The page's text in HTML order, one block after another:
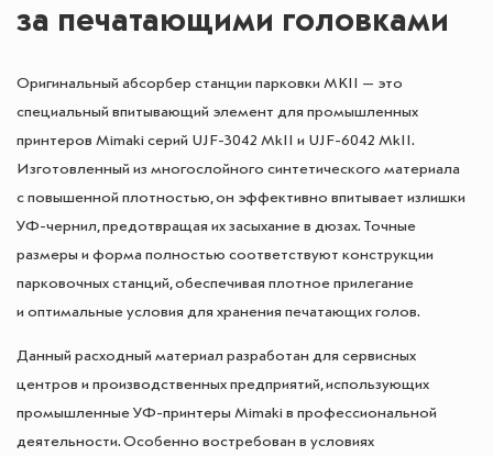
за печатающими головками
Оригинальный абсорбер станции парковки MKII — это
специальный впитывающий элемент для промышленных
принтеров Mimaki серий UJF-3042 MkII и UJF-6042 MkII.
Изготовленный из многослойного синтетического материала
с повышенной плотностью, он эффективно впитывает излишки
УФ-чернил, предотвращая их засыхание в дюзах. Точные
размеры и форма полностью соответствуют конструкции
парковочных станций, обеспечивая плотное прилегание
и оптимальные условия для хранения печатающих голов.
Данный расходный материал разработан для сервисных
центров и производственных предприятий, использующих
промышленные УФ-принтеры Mimaki в профессиональной
деятельности. Особенно востребован в условиях